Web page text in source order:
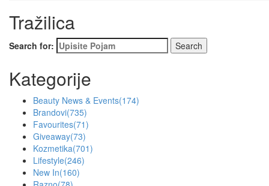
Tražilica
Search for:
Kategorije
Beauty News & Events(174)
Brandovi(735)
Favourites(71)
Giveaway(73)
Kozmetika(701)
Lifestyle(246)
New In(160)